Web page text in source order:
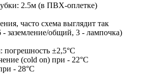
2.5м (в ПВХ-оплетке)
часто схема выглядит так
- заземление/общий, 3 - лампочка)
±2,5°C
(cold on) при - 22°C
- 28°C